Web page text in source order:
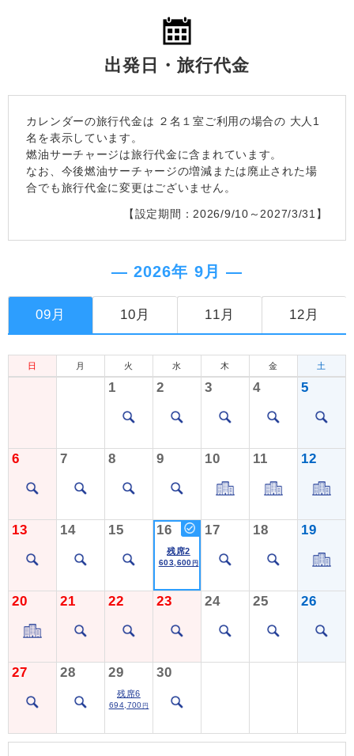
出発日・旅行代金
カレンダーの旅行代金は ２名１室ご利用の場合の 大人1
名を表示しています。
燃油サーチャージは旅行代金に含まれています。
なお、今後燃油サーチャージの増減または廃止された場
合でも旅行代金に変更はございません。
【設定期間：2026/9/10～2027/3/31】
― 2026年 9月 ―
09月 10月 11月 12月
日 月 火 水 木 金 土
1 2 3 4 5
6 7 8 9 10 11 12
13 14 15 16
残席2
603,600 円
17 18 19
20 21 22 23 24 25 26
27 28 29
残席6
694,700 円
30